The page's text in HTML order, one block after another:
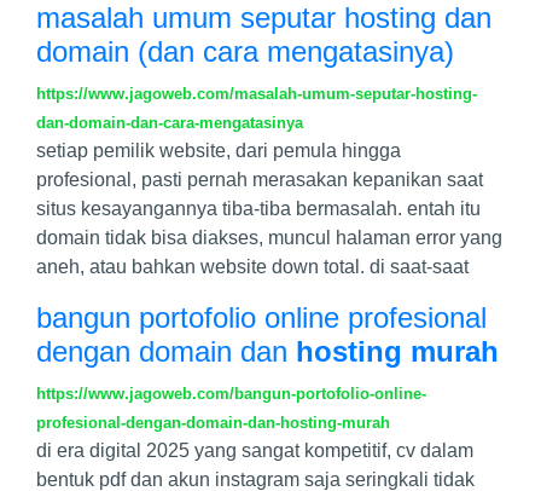
masalah umum seputar hosting dan
domain (dan cara mengatasinya)
https://www.jagoweb.com/masalah-umum-seputar-hosting-
dan-domain-dan-cara-mengatasinya
setiap pemilik website, dari pemula hingga
profesional, pasti pernah merasakan kepanikan saat
situs kesayangannya tiba-tiba bermasalah. entah itu
domain tidak bisa diakses, muncul halaman error yang
aneh, atau bahkan website down total. di saat-saat
bangun portofolio online profesional
dengan domain dan hosting murah
https://www.jagoweb.com/bangun-portofolio-online-
profesional-dengan-domain-dan-hosting-murah
di era digital 2025 yang sangat kompetitif, cv dalam
bentuk pdf dan akun instagram saja seringkali tidak